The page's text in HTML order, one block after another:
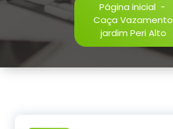
Página inicial -
Caça Vazamento
jardim Peri Alto